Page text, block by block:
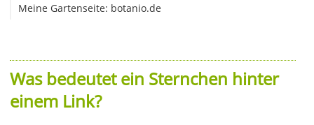
Meine Gartenseite: botanio.de
Was bedeutet ein Sternchen hinter
einem Link?